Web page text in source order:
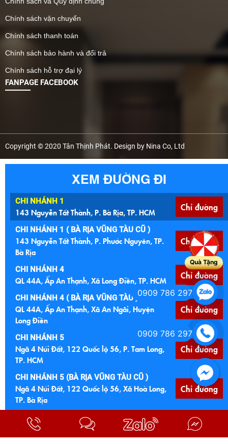
Chính sách vận chuyển
Chính sách thanh toán
Chính sách bảo hành và đổi trả
Chính sách hỗ trợ đại lý
FANPAGE FACEBOOK
Copyright © 2020 Tân Thịnh Phát. Design by Nina Co, Ltd
XEM ĐƯỜNG ĐI
CHI NHÁNH 1
143 Nguyễn Tất Thành, P. Bà Rịa, TP. HCM Chỉ đường
CHI NHÁNH 1 ( BÀ RỊA VŨNG TÀU CŨ )
143 Nguyễn Tất Thành, P. Phước Nguyên, TP.
Bà Rịa
Chỉ đường
CHI NHÁNH 4
QL 44A, Ấp An Thạnh, Xã Long Điền, TP. HCM Chỉ đường
CHI NHÁNH 4 ( BÀ RỊA VŨNG TÀU )
QL 44A, Ấp An Thạnh, Xã An Ngãi, Huyện
Long Điền
Chỉ đường
CHI NHÁNH 5
Ngã 4 Núi Đất, 122 Quốc lộ 56, P. Tam Long,
TP. HCM
Chỉ đường
CHI NHÁNH 5 (BÀ RỊA VŨNG TÀU CŨ )
Ngã 4 Núi Đất, 122 Quốc lộ 56, Xã Hoà Long,
TP. Bà Rịa
Chỉ đường
CHI NHÁNH 6
Cầu Đất Đỏ, Quốc lộ 55, Xã Đất Đỏ, TP. HCM Chỉ đường
Quà Tặng
0909 786 297
0909 786 297